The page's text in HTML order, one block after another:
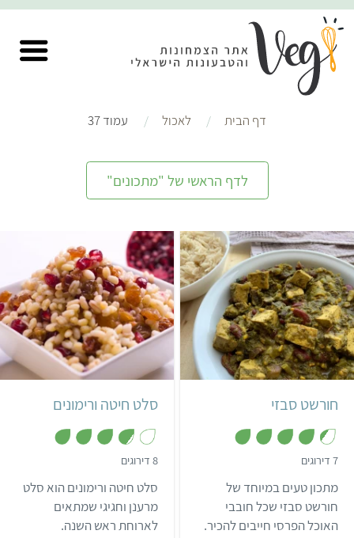
נ
י
ם
ט
ב
דף הבית לאכול עמוד 37
לדף הראשי של "מתכונים"
בינוני שעה ו-15 דקות
6 מנות פרסי
חורשט סבזי
7 דירוגים
3
מ
ת
ו
מתכון טעים במיוחד של
חורשט סבזי שכל חובבי
האוכל הפרסי חייבים להכיר.
קל 45 דקות
4 מנות ישראלי
סלט חיטה ורימונים
8 דירוגים
8
מ
ת
ו
סלט חיטה ורימונים הוא סלט
מרענן וחגיגי שמתאים
לארוחת ראש השנה.